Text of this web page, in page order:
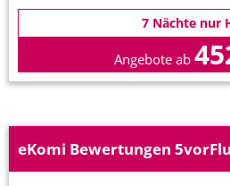
7 Nächte nur
Angebote ab
eKomi Bewertungen